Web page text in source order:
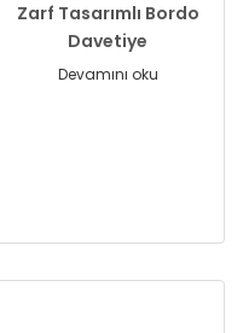
Zarf Tasarımlı Bordo
Davetiye
Devamını oku